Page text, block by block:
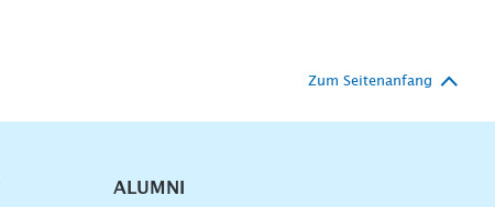
Zum Seitenanfang
ALUMNI